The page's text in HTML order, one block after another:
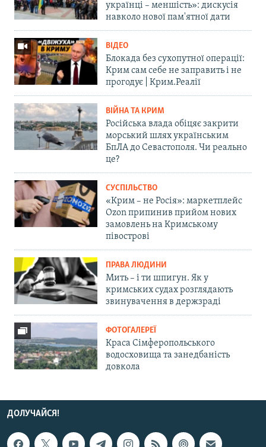
українці – меншість»: дискусія
навколо нової пам'ятної дати
ВІДЕО
Блокада без сухопутної операції:
Крим сам себе не заправить і не
прогодує | Крим.Реалії
ВІЙНА ТА КРИМ
Російська влада обіцяє закрити
морський шлях українським
БпЛА до Севастополя. Чи реально
це?
СУСПІЛЬСТВО
«Крим – не Росія»: маркетплейс
Ozon припинив прийом нових
замовлень на Кримському
півострові
ПРАВА ЛЮДИНИ
Мить – і ти шпигун. Як у
кримських судах розглядають
звинувачення в держзраді
ФОТОГАЛЕРЕЇ
Краса Сімферопольського
водосховища та занедбаність
довкола
ДОЛУЧАЙСЯ!